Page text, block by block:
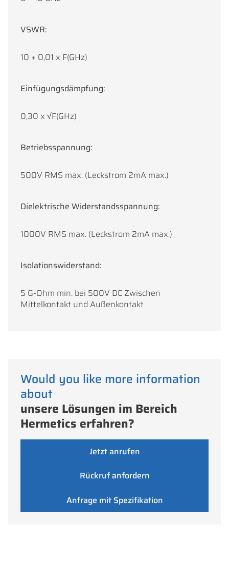
VSWR:
10 + 0,01 x F(GHz)
Einfügungsdämpfung:
0,30 x √F(GHz)
Betriebsspannung:
500V RMS max. (Leckstrom 2mA max.)
Dielektrische Widerstandsspannung:
1000V RMS max. (Leckstrom 2mA max.)
Isolationswiderstand:
5 G-Ohm min. bei 500V DC Zwischen
Mittelkontakt und Außenkontakt
Would you like more information
about
unsere Lösungen im Bereich
Hermetics erfahren?
Jetzt anrufen
Rückruf anfordern
Anfrage mit Spezifikation